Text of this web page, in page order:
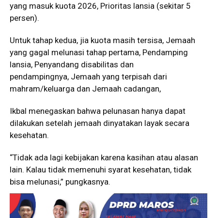
yang masuk kuota 2026, Prioritas lansia (sekitar 5
persen).
Untuk tahap kedua, jia kuota masih tersisa, Jemaah
yang gagal melunasi tahap pertama, Pendamping
lansia, Penyandang disabilitas dan
pendampingnya, Jemaah yang terpisah dari
mahram/keluarga dan Jemaah cadangan,
Ikbal menegaskan bahwa pelunasan hanya dapat
dilakukan setelah jemaah dinyatakan layak secara
kesehatan.
“Tidak ada lagi kebijakan karena kasihan atau alasan
lain. Kalau tidak memenuhi syarat kesehatan, tidak
bisa melunasi,” pungkasnya.